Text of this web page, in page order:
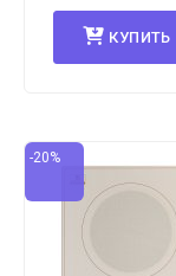
КУПИТЬ
-20%